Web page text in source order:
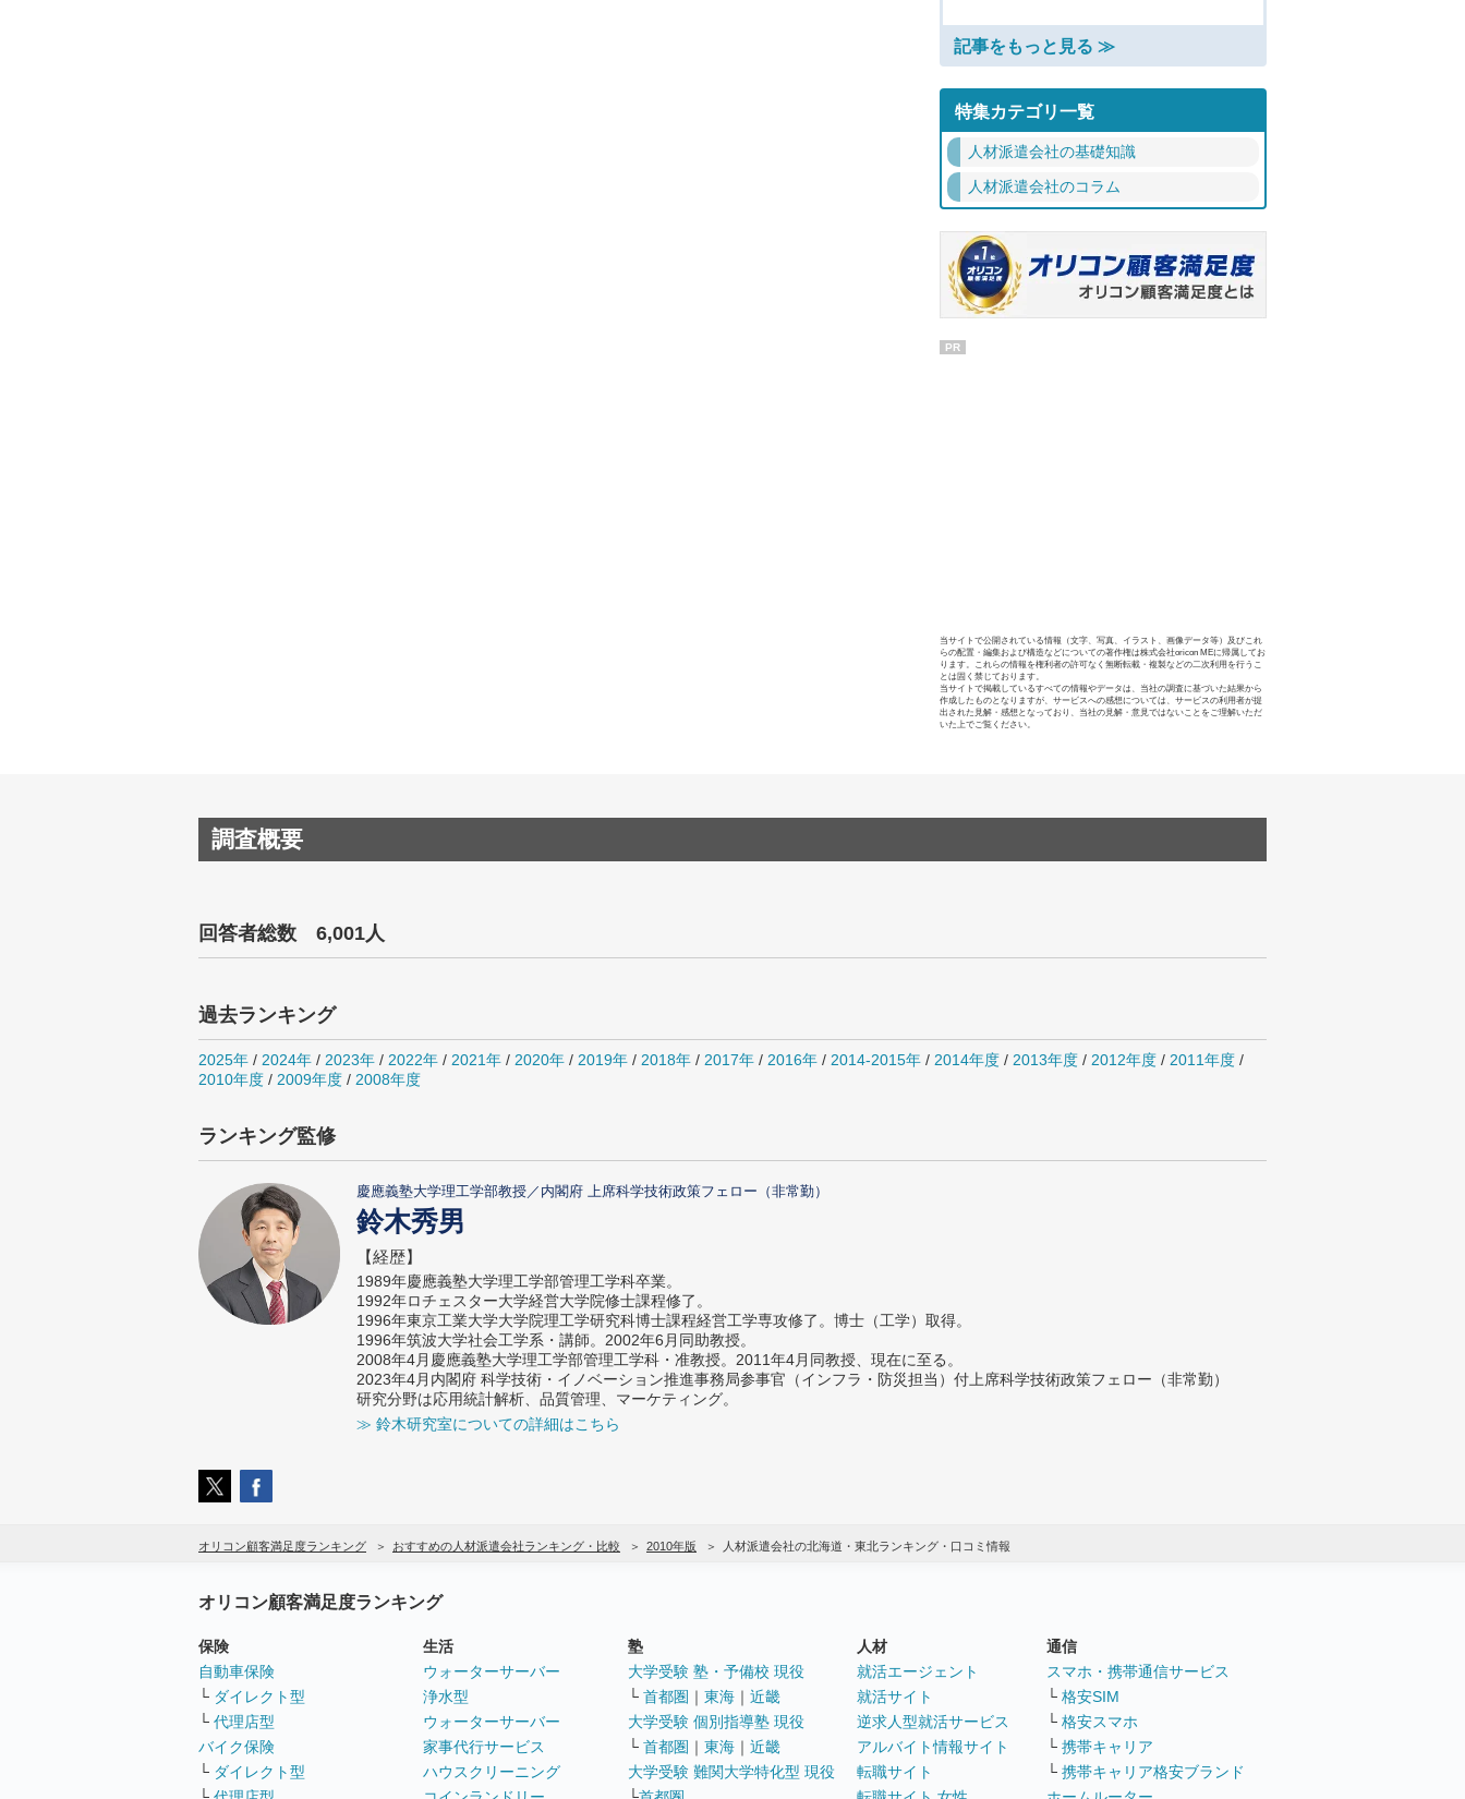
記事をもっと見る ≫
特集カテゴリ一覧
人材派遣会社の基礎知識
人材派遣会社のコラム
PR
当サイトで公開されている情報（文字、写真、イラスト、画像データ等）及びこれ
らの配置・編集および構造などについての著作権は株式会社oricon MEに帰属してお
ります。これらの情報を権利者の許可なく無断転載・複製などの二次利用を行うこ
とは固く禁じております。
当サイトで掲載しているすべての情報やデータは、当社の調査に基づいた結果から
作成したものとなりますが、サービスへの感想については、サービスの利用者が提
出された見解・感想となっており、当社の見解・意見ではないことをご理解いただ
いた上でご覧ください。
調査概要
回答者総数 6,001人
過去ランキング
2025年 / 2024年 / 2023年 / 2022年 / 2021年 / 2020年 / 2019年 / 2018年 / 2017年 / 2016年 / 2014-2015年 / 2014年度 / 2013年度 / 2012年度 / 2011年度 /
2010年度 / 2009年度 / 2008年度
ランキング監修
慶應義塾大学理工学部教授／内閣府 上席科学技術政策フェロー（非常勤）
鈴木秀男
【経歴】
1989年慶應義塾大学理工学部管理工学科卒業。
1992年ロチェスター大学経営大学院修士課程修了。
1996年東京工業大学大学院理工学研究科博士課程経営工学専攻修了。博士（工学）取得。
1996年筑波大学社会工学系・講師。2002年6月同助教授。
2008年4月慶應義塾大学理工学部管理工学科・准教授。2011年4月同教授、現在に至る。
2023年4月内閣府 科学技術・イノベーション推進事務局参事官（インフラ・防災担当）付上席科学技術政策フェロー（非常勤）
研究分野は応用統計解析、品質管理、マーケティング。
≫ 鈴木研究室についての詳細はこちら
オリコン顧客満足度ランキング おすすめの人材派遣会社ランキング・比較 2010年版 人材派遣会社の北海道・東北ランキング・口コミ情報
オリコン顧客満足度ランキング
保険
自動車保険
└ ダイレクト型
└ 代理店型
バイク保険
└ ダイレクト型
生活
ウォーターサーバー
浄水型
ウォーターサーバー
家事代行サービス
ハウスクリーニング
塾
大学受験 塾・予備校 現役
└ 首都圏 ｜ 東海 ｜ 近畿
大学受験 個別指導塾 現役
└ 首都圏 ｜ 東海 ｜ 近畿
大学受験 難関大学特化型 現役
人材
就活エージェント
就活サイト
逆求人型就活サービス
アルバイト情報サイト
転職サイト
通信
スマホ・携帯通信サービス
└ 格安SIM
└ 格安スマホ
└ 携帯キャリア
└ 携帯キャリア格安ブランド